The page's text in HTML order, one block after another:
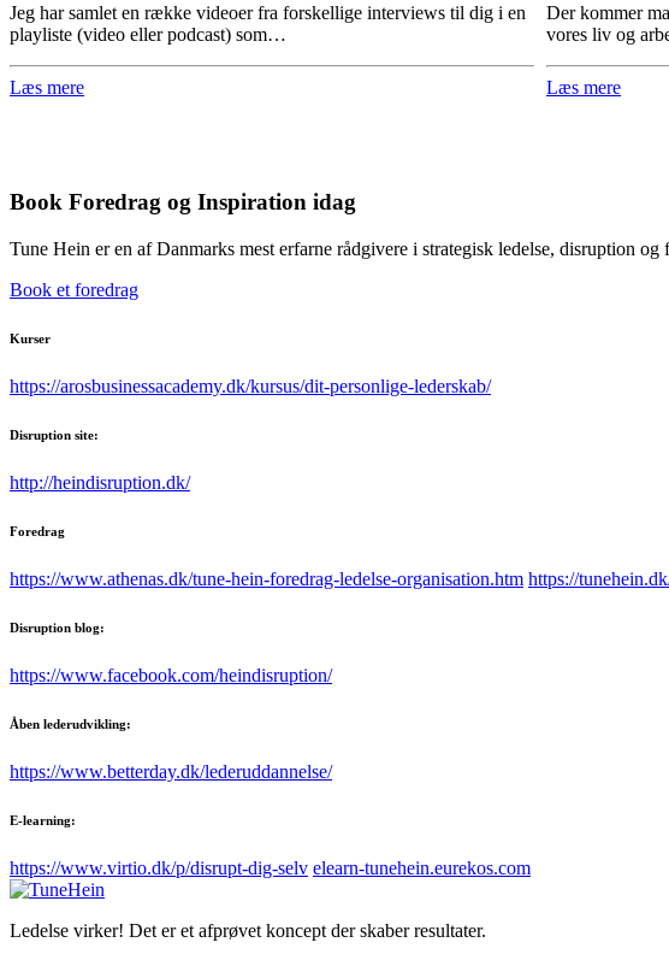
Jeg har samlet en række videoer fra forskellige interviews til dig i en
playliste (video eller podcast) som…
Læs mere
Der kommer
vores liv og
Læs mere
Book Foredrag og Inspiration idag
Tune Hein er en af Danmarks mest erfarne rådgivere i strategisk ledelse, disruption
Book et foredrag
Kurser
https://arosbusinessacademy.dk/kursus/dit-personlige-lederskab/
Disruption site:
http://heindisruption.dk/
Foredrag
https://www.athenas.dk/tune-hein-foredrag-ledelse-organisation.htm https://
Disruption blog:
https://www.facebook.com/heindisruption/
Åben lederudvikling:
https://www.betterday.dk/lederuddannelse/
E-learning:
https://www.virtio.dk/p/disrupt-dig-selv elearn-tunehein.eurekos.com
Ledelse virker! Det er et afprøvet koncept der skaber resultater.